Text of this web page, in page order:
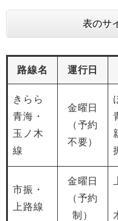
表のサ
路線名 運行日
きらら
青海・
玉ノ木
線
金曜日
（予約
不要）
市振・
上路線
金曜日
（予約
制）